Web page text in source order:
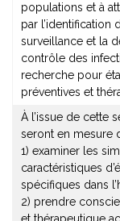
populations et à
par l’identification
surveillance et la
contrôle des
recherche pour
préventives et
À l’issue de cette
seront en mesure
1) examiner les
caractéristiques
spécifiques dans
2) prendre